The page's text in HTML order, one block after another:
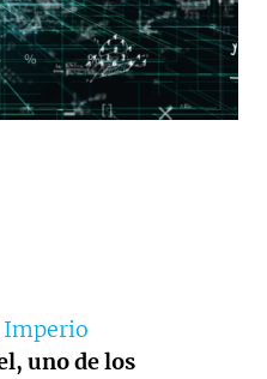
Imperio
uno de los